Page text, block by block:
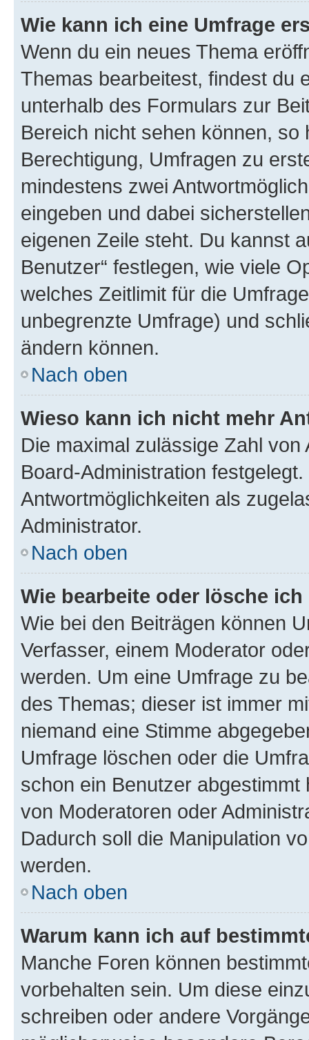
Wie kann ich eine Umfrage
Wenn du ein neues Thema
Themas bearbeitest, findest du
unterhalb des Formulars zur
Bereich nicht sehen können,
Berechtigung, Umfragen zu
mindestens zwei
eingeben und dabei
eigenen Zeile steht. Du kannst
Benutzer“ festlegen, wie viele
welches Zeitlimit für die
unbegrenzte Umfrage) und
ändern können.
Nach oben
Wieso kann ich nicht mehr
Die maximal zulässige Zahl
Board-Administration
Antwortmöglichkeiten als
Administrator.
Nach oben
Wie bearbeite oder lösche
Wie bei den Beiträgen können
Verfasser, einem Moderator
werden. Um eine Umfrage zu
des Themas; dieser ist immer
niemand eine Stimme
Umfrage löschen oder die
schon ein Benutzer
von Moderatoren oder
Dadurch soll die Manipulation
werden.
Nach oben
Warum kann ich auf
Manche Foren können
vorbehalten sein. Um diese
schreiben oder andere